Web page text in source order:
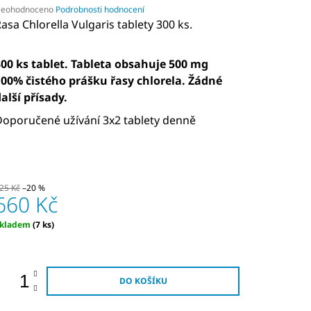
Podrobnosti hodnocení
Chlorella Vulgaris tablety 300 ks.
ks tablet. Tableta obsahuje 500 mg
čistého prášku řasy chlorela. Žádné
přísady.
užívání 3x2 tablety denně
Kč–20 %
Kč
(7 ks)
DO KOŠÍKU